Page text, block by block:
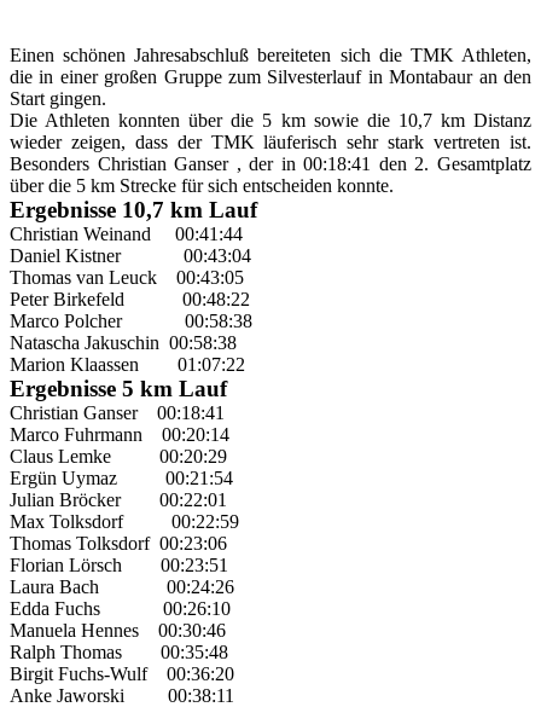
Einen schönen Jahresabschluß bereiteten sich die TMK Athleten,
die in einer großen Gruppe zum Silvesterlauf in Montabaur an den
Start gingen.
Die Athleten konnten über die 5 km sowie die 10,7 km Distanz
wieder zeigen, dass der TMK läuferisch sehr stark vertreten ist.
Besonders Christian Ganser , der in 00:18:41 den 2. Gesamtplatz
über die 5 km Strecke für sich entscheiden konnte.
Ergebnisse 10,7 km Lauf
Christian Weinand 00:41:44
Daniel Kistner 00:43:04
Thomas van Leuck 00:43:05
Peter Birkefeld 00:48:22
Marco Polcher 00:58:38
Natascha Jakuschin 00:58:38
Marion Klaassen 01:07:22
Ergebnisse 5 km Lauf
Christian Ganser 00:18:41
Marco Fuhrmann 00:20:14
Claus Lemke 00:20:29
Ergün Uymaz 00:21:54
Julian Bröcker 00:22:01
Max Tolksdorf 00:22:59
Thomas Tolksdorf 00:23:06
Florian Lörsch 00:23:51
Laura Bach 00:24:26
Edda Fuchs 00:26:10
Manuela Hennes 00:30:46
Ralph Thomas 00:35:48
Birgit Fuchs-Wulf 00:36:20
Anke Jaworski 00:38:11